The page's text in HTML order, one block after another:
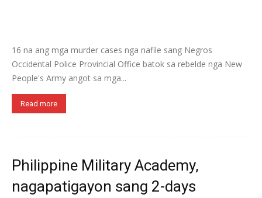
16 na ang mga murder cases nga nafile sang Negros
Occidental Police Provincial Office batok sa rebelde nga New
People's Army angot sa mga...
Read more
Philippine Military Academy,
nagapatigayon sang 2-days